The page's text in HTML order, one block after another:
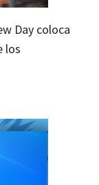
Day coloca
los